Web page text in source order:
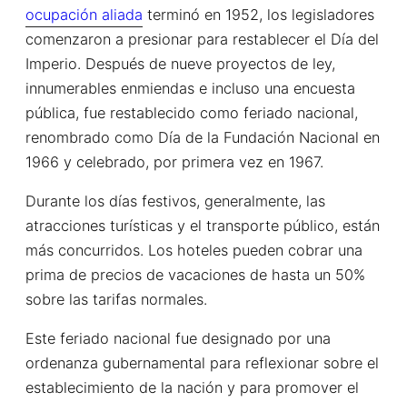
ocupación aliada terminó en 1952, los legisladores
comenzaron a presionar para restablecer el Día del
Imperio. Después de nueve proyectos de ley,
innumerables enmiendas e incluso una encuesta
pública, fue restablecido como feriado nacional,
renombrado como Día de la Fundación Nacional en
1966 y celebrado, por primera vez en 1967.
Durante los días festivos, generalmente, las
atracciones turísticas y el transporte público, están
más concurridos. Los hoteles pueden cobrar una
prima de precios de vacaciones de hasta un 50%
sobre las tarifas normales.
Este feriado nacional fue designado por una
ordenanza gubernamental para reflexionar sobre el
establecimiento de la nación y para promover el